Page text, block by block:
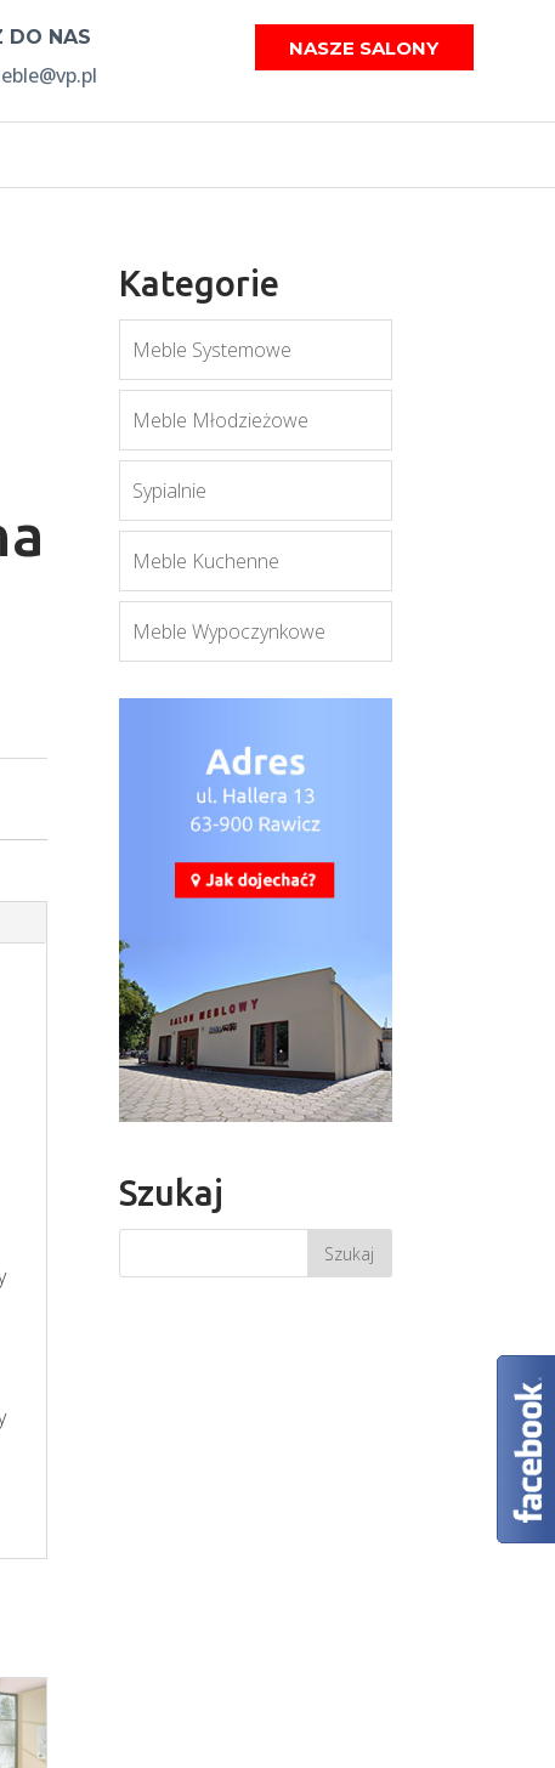
DO NAS NASZE SALONY
Kategorie
Meble Systemowe
Meble Młodzieżowe
Sypialnie
Meble Kuchenne
Meble Wypoczynkowe
Szukaj